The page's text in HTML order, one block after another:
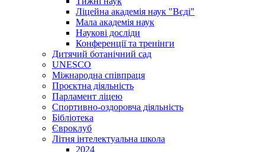
Ліцейна академія наук "Вєді"
Мала академія наук
Наукові досліди
Конференції та тренінги
Дитячий ботанічний сад
UNESCO
Міжнародна співпраця
Проєктна діяльність
Парламент ліцею
Спортивно-оздоровча діяльність
Бібліотека
Євроклуб
Літня інтелектуальна школа
2024